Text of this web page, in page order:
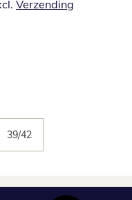
Verzending
39/42